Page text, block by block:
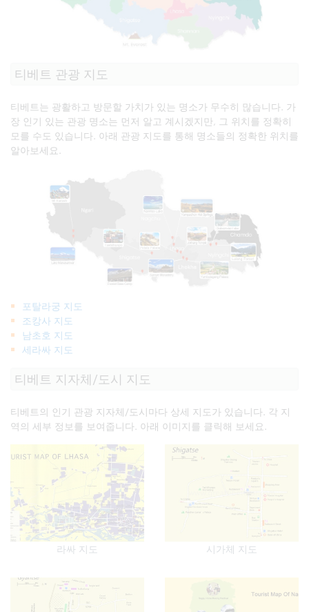
티베트 관광 지도
티베트는 광활하고 방문할 가치가 있는 명소가 무수히 많습니다. 가
장 인기 있는 관광 명소는 먼저 알고 계시겠지만, 그 위치를 정확히
모를 수도 있습니다. 아래 관광 지도를 통해 명소들의 정확한 위치를
알아보세요.
포탈라궁 지도
조캉사 지도
남초호 지도
세라싸 지도
티베트 지자체/도시 지도
티베트의 인기 관광 지자체/도시마다 상세 지도가 있습니다. 각 지
역의 세부 정보를 보여줍니다. 아래 이미지를 클릭해 보세요.
라싸 지도 시가체 지도